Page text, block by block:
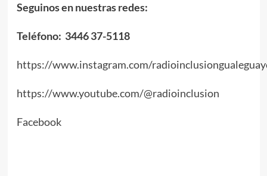
Seguinos en nuestras redes:
Teléfono: 3446 37-5118
https://www.instagram.com/
https://www.youtube.com/@radioinclusion
Facebook